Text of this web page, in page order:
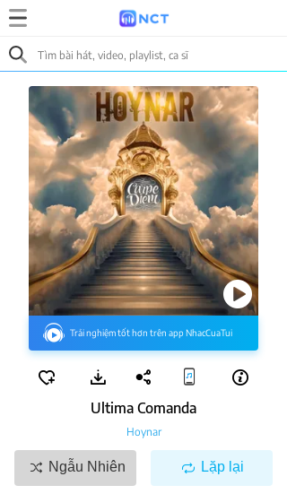
Trải nghiệm tốt hơn trên app NhacCuaTui
Ultima Comanda
Hoynar
Ngẫu Nhiên Lặp lại